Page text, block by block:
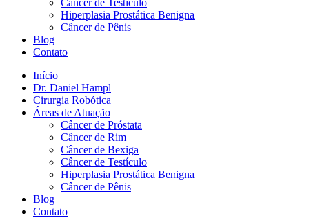
Câncer de Testículo
Hiperplasia Prostática Benigna
Câncer de Pênis
Blog
Contato
Início
Dr. Daniel Hampl
Cirurgia Robótica
Áreas de Atuação
Câncer de Próstata
Câncer de Rim
Câncer de Bexiga
Câncer de Testículo
Hiperplasia Prostática Benigna
Câncer de Pênis
Blog
Contato